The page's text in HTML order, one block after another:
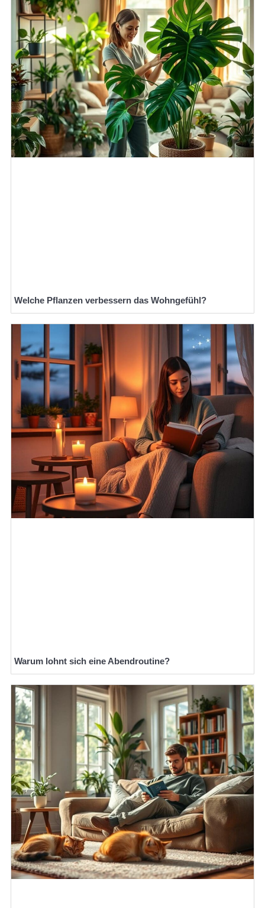
Welche Pflanzen verbessern das Wohngefühl?
Warum lohnt sich eine Abendroutine?